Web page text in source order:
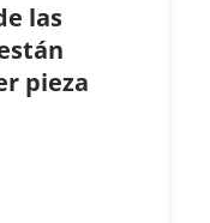
las
pieza